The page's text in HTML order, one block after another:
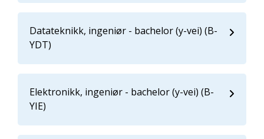
Datateknikk, ingeniør - bachelor (y-vei) (B-
YDT)
Elektronikk, ingeniør - bachelor (y-vei) (B-
YIE)